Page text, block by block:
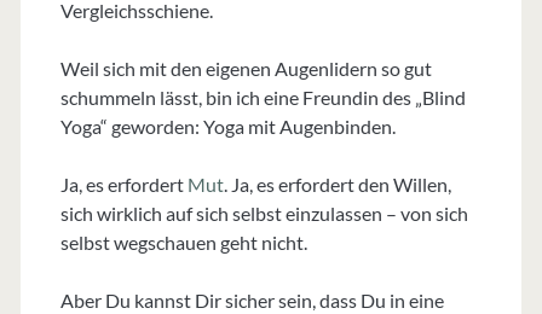
Vergleichsschiene.
Weil sich mit den eigenen Augenlidern so gut
schummeln lässt, bin ich eine Freundin des „Blind
Yoga“ geworden: Yoga mit Augenbinden.
Ja, es erfordert Mut. Ja, es erfordert den Willen,
sich wirklich auf sich selbst einzulassen – von sich
selbst wegschauen geht nicht.
Aber Du kannst Dir sicher sein, dass Du in eine